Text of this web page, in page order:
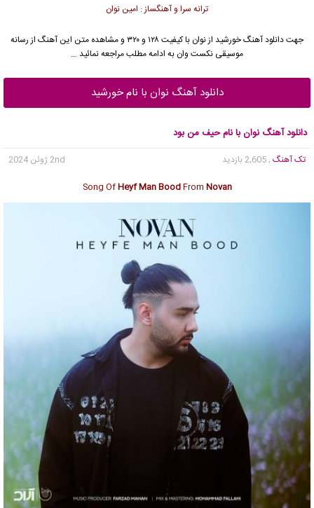
ترانه سرا و آهنگساز : امین نوان
جهت دانلود آهنگ خورشید از نوان با کیفیت ۱۲۸ و ۳۲۰ و مشاهده متن این آهنگ از رسانه
موسیقی نکست وان به ادامه مطلب مراجعه نمائید …
دانلود آهنگ نوان با نام خورشید
دانلود آهنگ نوان با نام حیف من بود
تک آهنگ , 2,605 بازدید
2nd ژوئن 2024
Song OfHeyf Man BoodFrom Novan